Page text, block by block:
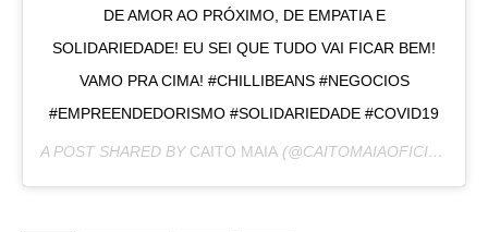
DE AMOR AO PRÓXIMO, DE EMPATIA E
SOLIDARIEDADE! EU SEI QUE TUDO VAI FICAR BEM!
VAMO PRA CIMA! #CHILLIBEANS #NEGOCIOS
#EMPREENDEDORISMO #SOLIDARIEDADE #COVID19
A POST SHARED BY CAITO MAIA (@CAITOMAIAOFICIAL) ON